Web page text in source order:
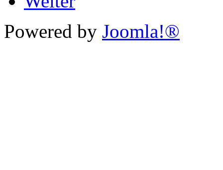
Powered by Joomla!®